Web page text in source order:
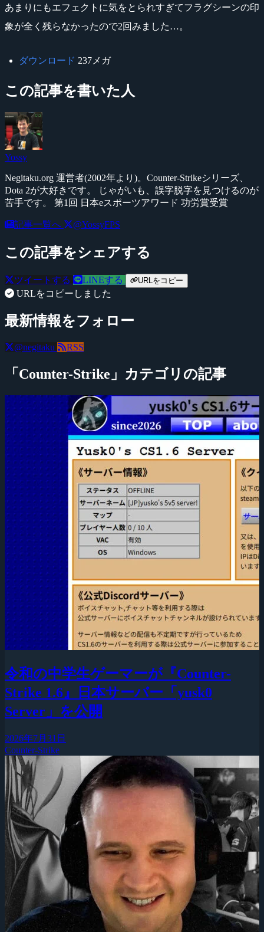
あまりにもエフェクトに気をとられすぎてフラグシーンの印
象が全く残らなかったので2回みました…。
ダウンロード 237メガ
この記事を書いた人
Yossy
Negitaku.org 運営者(2002年より)。Counter-Strikeシリーズ、
Dota 2が大好きです。 じゃがいも、誤字脱字を見つけるのが
苦手です。 第1回 日本eスポーツアワード 功労賞受賞
記事一覧へ @YossyFPS
この記事をシェアする
ツイートする LINEする URLをコピー
URLをコピーしました
最新情報をフォロー
@negitaku RSS
「Counter-Strike」カテゴリの記事
令和の中学生ゲーマーが『Counter-
Strike 1.6』日本サーバー「yusk0
Server」を公開
2026年7月31日
Counter-Strike